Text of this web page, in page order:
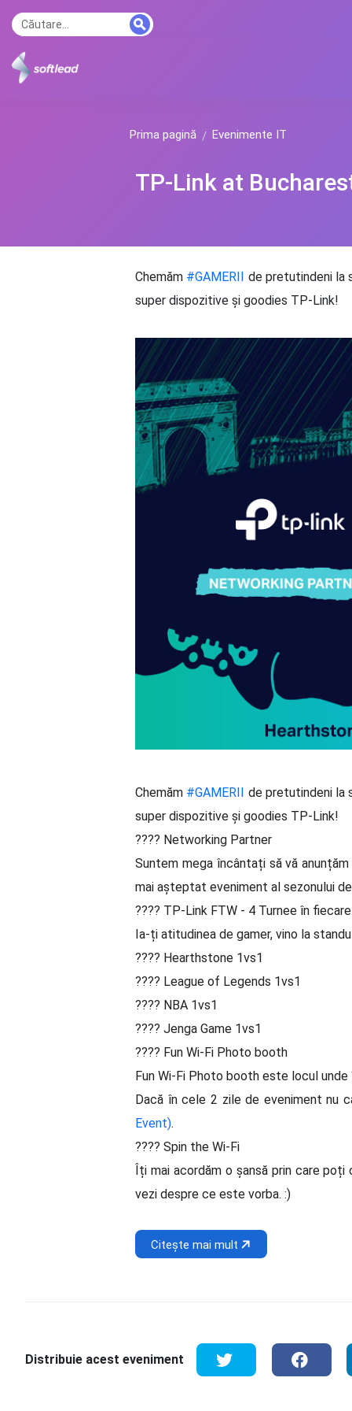
Prima pagină Evenimente IT
TP-Link at
Chemăm #GAMERII de pretutindeni la
super dispozitive și goodies TP-Link!
Chemăm #GAMERII
de pretutindeni la
super dispozitive și goodies TP-Link!
???? Networking Partner
Suntem mega încântați să vă
mai așteptat eveniment al sezonului
???? TP-Link FTW - 4 Turnee în
Ia-ți atitudinea de gamer, vino la
???? Hearthstone 1vs1
???? League of Legends 1vs1
???? NBA 1vs1
???? Jenga Game 1vs1
???? Fun Wi-Fi Photo booth
Fun Wi-Fi Photo booth este locul
Dacă în cele 2 zile de eveniment nu
Event).
???? Spin the Wi-Fi
Îți mai acordăm o șansă prin care
vezi despre ce este vorba. :)
Citește mai mult
Distribuie acest eveniment